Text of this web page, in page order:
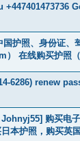
护照、身份证、
） 在线购买护照
6286) renew
购买电
本护照，购买英